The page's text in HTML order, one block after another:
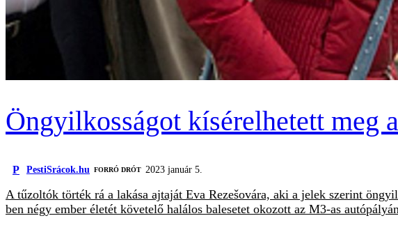
Öngyilkosságot kísérelhetett meg
P PestiSrácok.hu FORRÓ DRÓT 2023 január 5.
A tűzoltók törték rá a lakása ajtaját Eva Rezešovára, aki a jelek szerint
ben négy ember életét követelő halálos balesetet okozott az M3-as